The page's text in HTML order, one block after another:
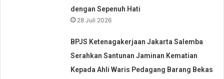
dengan Sepenuh Hati
28 Juli 2026
BPJS Ketenagakerjaan Jakarta Salemba
Serahkan Santunan Jaminan Kematian
Kepada Ahli Waris Pedagang Barang Bekas